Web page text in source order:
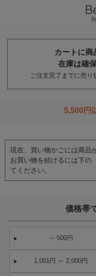
カートに商
在庫は確
ご注文完了までに売り
5,500円
現在、買い物かごには商品
お買い物を続けるには下の
てください。
価格帯
～ 500円
1,001円 ～ 2,000円